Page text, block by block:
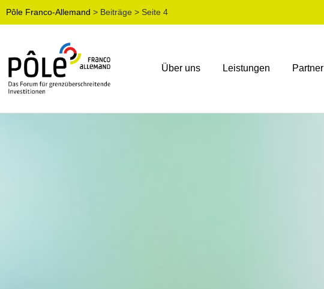
Pôle Franco-Allemand > Beiträge > Seite 4
Über uns Leistungen Partner